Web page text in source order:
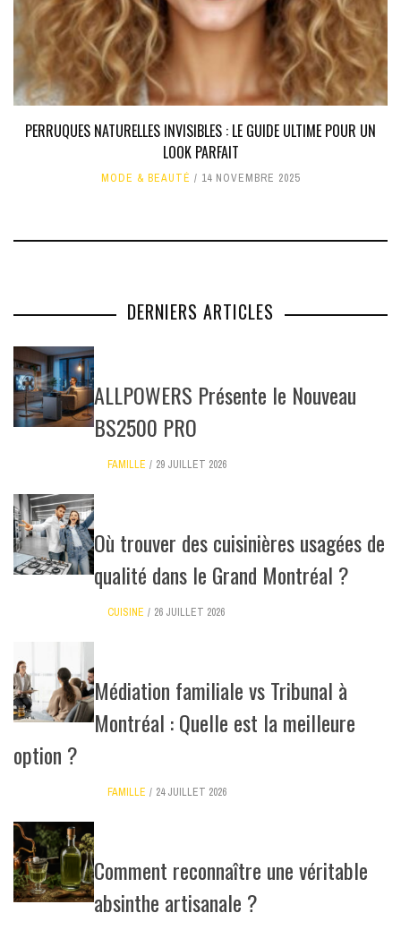
PERRUQUES NATURELLES INVISIBLES : LE GUIDE ULTIME POUR UN
LOOK PARFAIT
MODE & BEAUTÉ 14 NOVEMBRE 2025
DERNIERS ARTICLES
ALLPOWERS Présente le Nouveau
BS2500 PRO
FAMILLE 29 JUILLET 2026
Où trouver des cuisinières usagées de
qualité dans le Grand Montréal ?
CUISINE 26 JUILLET 2026
Médiation familiale vs Tribunal à
Montréal : Quelle est la meilleure
option ?
FAMILLE 24 JUILLET 2026
Comment reconnaître une véritable
absinthe artisanale ?